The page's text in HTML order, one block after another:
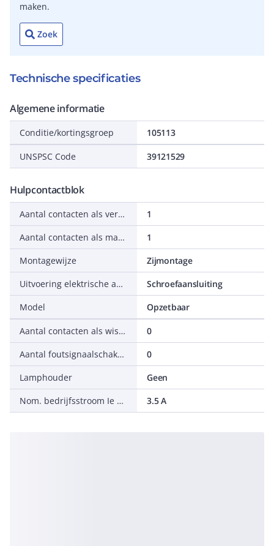
maken.
Zoek
Technische specificaties
Algemene informatie
Conditie/kortingsgroep 105113
UNSPSC Code 39121529
Hulpcontactblok
Aantal contacten als verbreekcontact
1
Aantal contacten als maakcontact
1
Montagewijze
Zijmontage
Uitvoering elektrische aansluiting
Schroefaansluiting
Model
Opzetbaar
Aantal contacten als wisselcontact
0
Aantal foutsignaalschakelaars
0
Lamphouder
Geen
Nom. bedrijfsstroom Ie bij AC-15, 230 V
3.5 A